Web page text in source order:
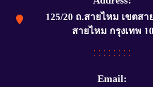
125/20 ถ.สายไหม เขตส
สายไหม กรุงเทพ
Email: